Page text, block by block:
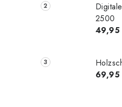
2500
49,95
69,95